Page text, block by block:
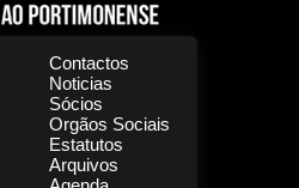
Contactos
Noticias
Sócios
Orgãos Sociais
Estatutos
Arquivos